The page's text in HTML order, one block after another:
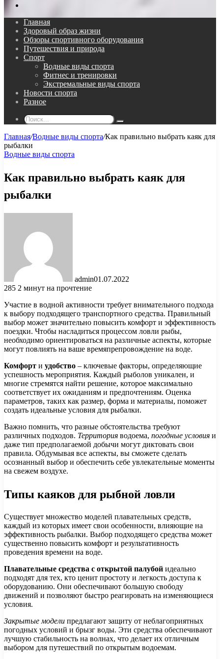
Главная
Здоровый образ жизни
Обзоры спортивного оборудования
Путешествия и природа
Спорт
Водные виды спорта
Фитнес и тренировки
Экстремальные виды спорта
Новости спорта
Разное
Поиск...
Главная/Водные виды спорта/Как правильно выбрать каяк для
рыбалки
Водные виды спорта
Как правильно выбрать каяк для
рыбалки
admin01.07.2022
285 2 минут на прочтение
Участие в водной активности требует внимательного подхода
к выбору подходящего транспортного средства. Правильный
выбор может значительно повысить комфорт и эффективность
поездки. Чтобы насладиться процессом ловли рыбы,
необходимо ориентироваться на различные аспекты, которые
могут повлиять на ваше времяпрепровождение на воде.
Комфорт и удобство – ключевые факторы, определяющие
успешность мероприятия. Каждый рыболов уникален, и
многие стремятся найти решение, которое максимально
соответствует их ожиданиям и предпочтениям. Оценка
параметров, таких как размер, форма и материалы, поможет
создать идеальные условия для рыбалки.
Важно помнить, что разные обстоятельства требуют
различных подходов. Территория водоема, погодные условия и
даже тип предполагаемой добычи могут диктовать свои
правила. Обдумывая все аспекты, вы сможете сделать
осознанный выбор и обеспечить себе увлекательные моменты
на свежем воздухе.
Типы каяков для рыбной ловли
Существует множество моделей плавательных средств,
каждый из которых имеет свои особенности, влияющие на
эффективность рыбалки. Выбор подходящего средства может
существенно повысить комфорт и результативность
проведения времени на воде.
Плавательные средства с открытой палубой идеально
подходят для тех, кто ценит простоту и легкость доступа к
оборудованию. Они обеспечивают большую свободу
движений и позволяют быстро реагировать на изменяющиеся
условия.
Закрытые модели предлагают защиту от неблагоприятных
погодных условий и брызг воды. Эти средства обеспечивают
лучшую стабильность на волнах, что делает их отличным
выбором для путешествий по открытым водоемам.